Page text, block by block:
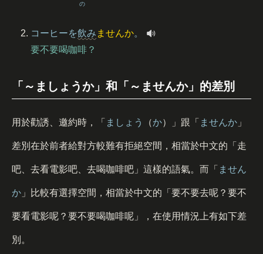
コ ーヒーを飲
の
み ませんか。
要不要喝咖啡？
「～ましょうか」和「～ませんか」的差別
用於勸誘、邀約時，「 ましょう （か）」跟「 ませんか 」
差別在於前者給對方較難有拒絕空間，相當於中文的「走
吧、去看電影吧、去喝咖啡吧」這樣的語氣。而「 ません
か 」比較有選擇空間，相當於中文的「要不要去呢？要不
要看電影呢？要不要喝咖啡呢」，在使用情況上有如下差
別。